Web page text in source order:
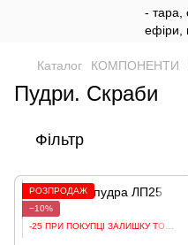
Каталог КОМПОНЕНТИ
Пудри. Скраби
Фільтр
РОЗПРОДАЖ
−10%